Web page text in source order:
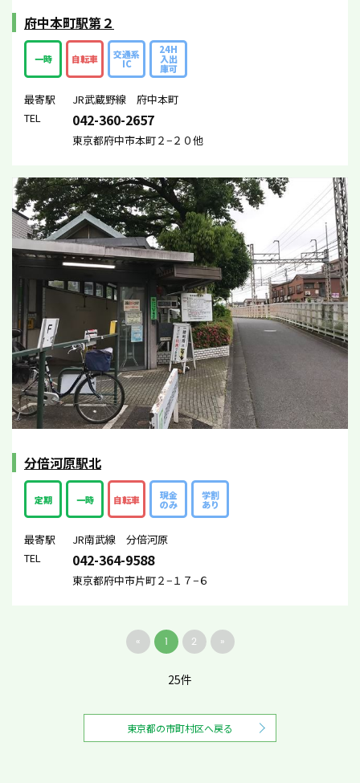
府中本町駅第２
一時 自転車 交通系
IC
24H
入出
庫可
最寄駅
JR武蔵野線 府中本町
TEL
042-360-2657
東京都府中市本町２−２０他
分倍河原駅北
定期 一時 自転車 現金
のみ
学割
あり
最寄駅
JR南武線 分倍河原
TEL
042-364-9588
東京都府中市片町２−１７−６
« 1 2 »
25件
東京都の市町村区へ戻る